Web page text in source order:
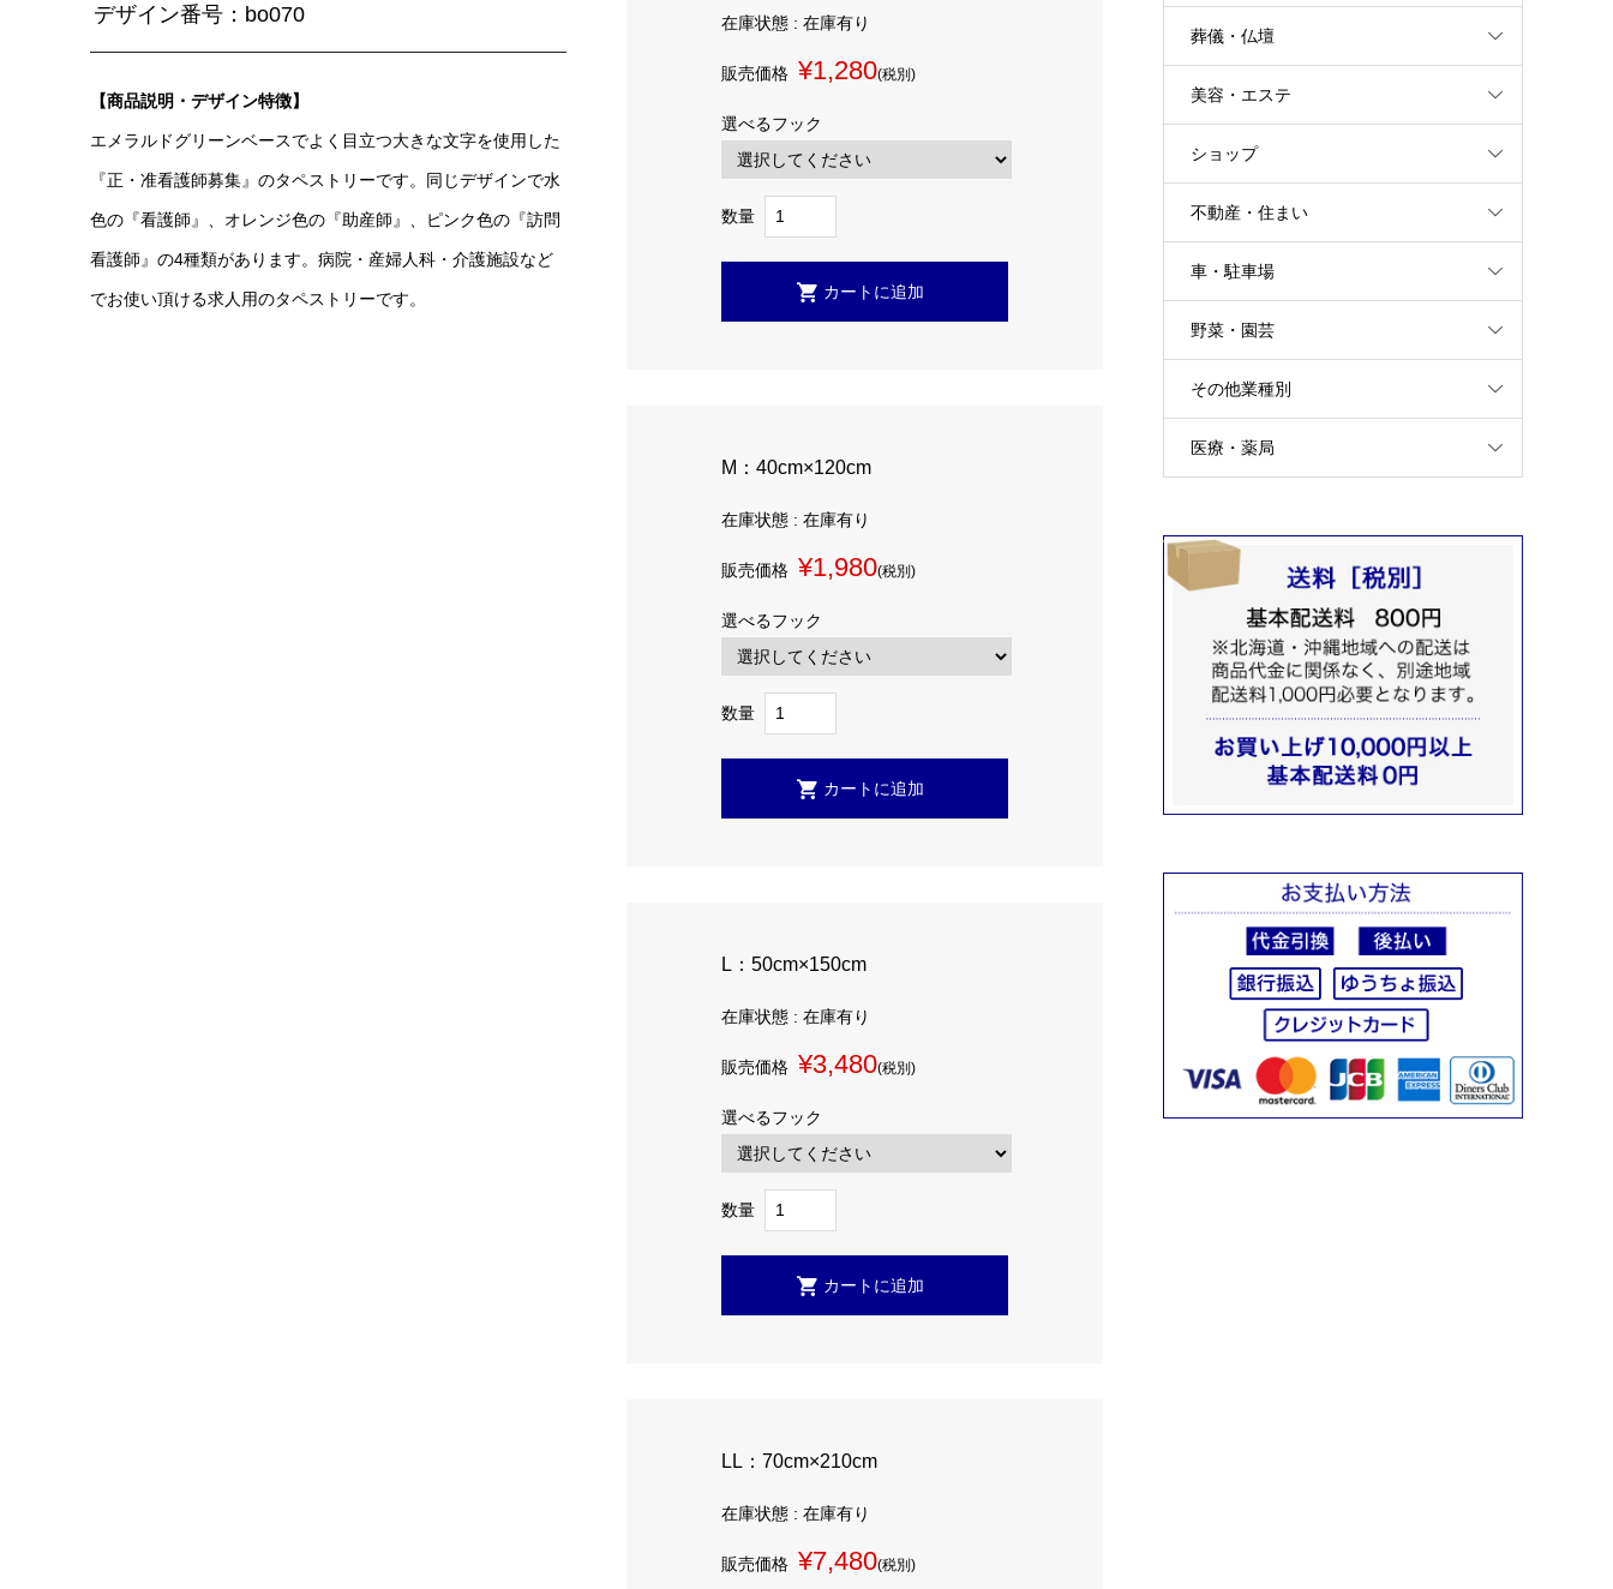
デザイン番号：bo070
【商品説明・デザイン特徴】
エメラルドグリーンベースでよく目立つ大きな文字を使用した
『正・准看護師募集』のタペストリーです。同じデザインで水
色の『看護師』、オレンジ色の『助産師』、ピンク色の『訪問
看護師』の4種類があります。病院・産婦人科・介護施設など
でお使い頂ける求人用のタペストリーです。
在庫状態 : 在庫有り
販売価格 ¥1,280(税別)
選べるフック
数量
M：40cm×120cm
在庫状態 : 在庫有り
販売価格 ¥1,980(税別)
選べるフック
数量
L：50cm×150cm
在庫状態 : 在庫有り
販売価格 ¥3,480(税別)
選べるフック
数量
LL：70cm×210cm
在庫状態 : 在庫有り
販売価格 ¥7,480(税別)
葬儀・仏壇
美容・エステ
ショップ
不動産・住まい
車・駐車場
野菜・園芸
その他業種別
医療・薬局